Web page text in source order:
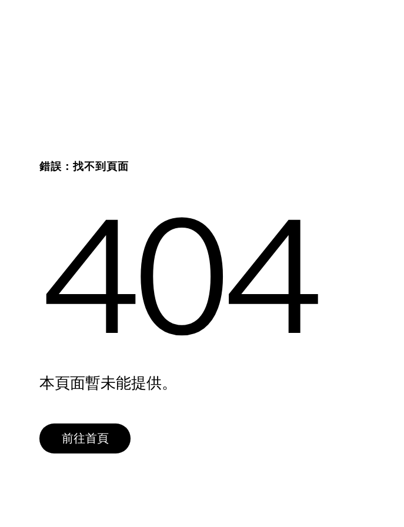
錯誤：找不到頁面
404
本頁面暫未能提供。
前往首頁